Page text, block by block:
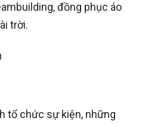
đồng phục áo
trời.
tổ chức sự kiện, những